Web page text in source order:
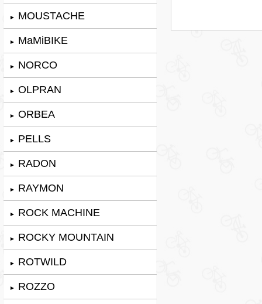
► MOUSTACHE
► MaMiBIKE
► NORCO
► OLPRAN
► ORBEA
► PELLS
► RADON
► RAYMON
► ROCK MACHINE
► ROCKY MOUNTAIN
► ROTWILD
► ROZZO